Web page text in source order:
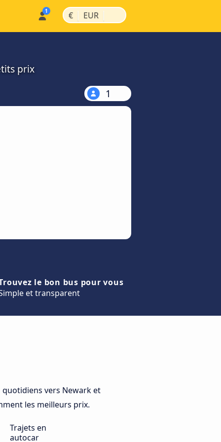
€ | EUR |
prix
1
le bon bus pour vous
et transparent
quotidiens vers Newark et
les meilleurs prix.
Trajets en
autocar